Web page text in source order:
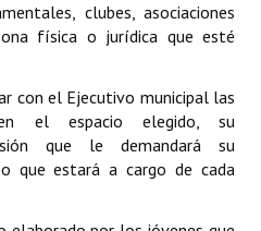
clubes, asociaciones
física o jurídica que esté
con el Ejecutivo municipal las
el espacio elegido, su
que le demandará su
que estará a cargo de cada